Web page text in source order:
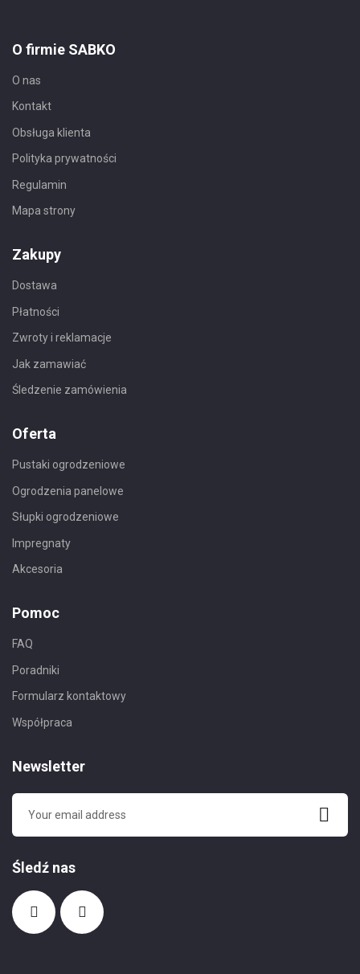
O firmie SABKO
O nas
Kontakt
Obsługa klienta
Polityka prywatności
Regulamin
Mapa strony
Zakupy
Dostawa
Płatności
Zwroty i reklamacje
Jak zamawiać
Śledzenie zamówienia
Oferta
Pustaki ogrodzeniowe
Ogrodzenia panelowe
Słupki ogrodzeniowe
Impregnaty
Akcesoria
Pomoc
FAQ
Poradniki
Formularz kontaktowy
Współpraca
Newsletter
Śledź nas